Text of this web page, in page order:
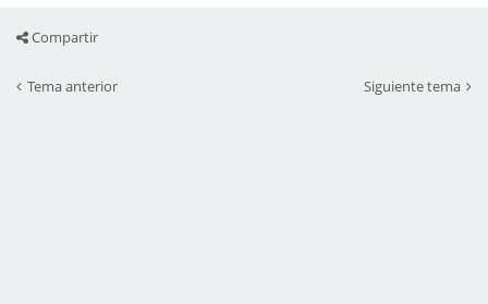
Compartir
Tema anterior Siguiente tema